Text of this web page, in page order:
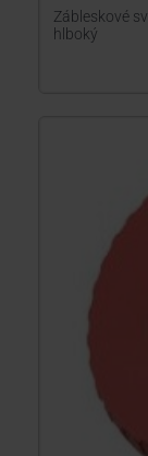
Zábleskové
hlboký